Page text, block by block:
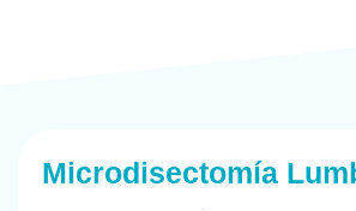
Microdisectomía